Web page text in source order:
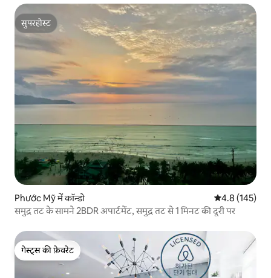
सुपरहोस्ट
सुपरहोस्ट
Phước Mỹ में कॉन्डो औसत रेटिंग 5 में
4.8 (145)
समुद्र तट के सामने 2BDR अपार्टमेंट, समुद्र तट से 1 मिनट की दूरी पर
गेस्ट्स की फ़ेवरेट
गेस्ट्स की फ़ेवरेट